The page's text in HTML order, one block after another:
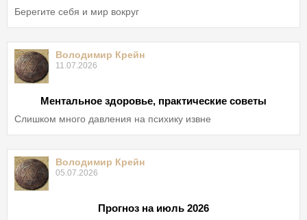
Берегите себя и мир вокруг
Володимир Крейн
11.07.2026
Ментальное здоровье, практические советы
Слишком много давления на психику извне
Володимир Крейн
05.07.2026
Прогноз на июль 2026